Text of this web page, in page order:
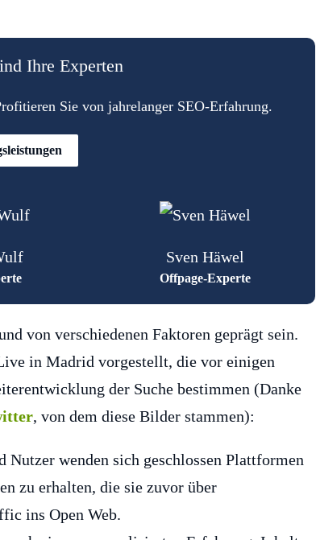
Ihre Experten
Sie von jahrelanger SEO-Erfahrung.
Sven Häwel
Offpage-Experte
von verschiedenen Faktoren geprägt sein.
in Madrid vorgestellt, die vor einigen
der Suche bestimmen (Danke
, von dem diese Bilder stammen):
wenden sich geschlossen Plattformen
zu erhalten, die sie zuvor über
ins Open Web.